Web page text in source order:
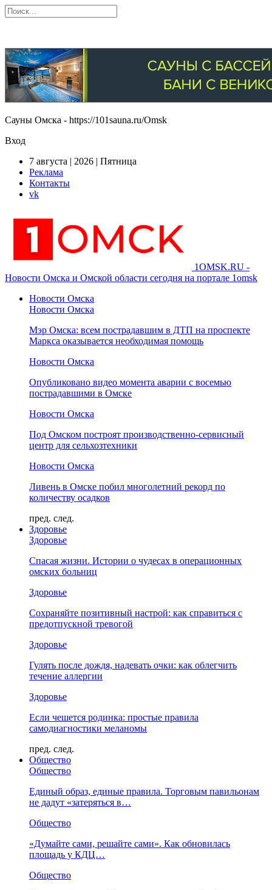
Сауны Омска - https://101sauna.ru/Omsk
Вход
7 августа | 2026 | Пятница
Реклама
Контакты
vk
1OMSK.RU -
Новости Омска и Омской области сегодня на портале 1omsk
Новости Омска
Новости Омска
Мэр Омска: всем пострадавшим в ДТП на проспекте
Маркса оказывается необходимая помощь
Новости Омска
Опубликовано видео момента аварии с восемью
пострадавшими в Омске
Новости Омска
Под Омском построят производственно-сервисный
центр для сельхозтехники
Новости Омска
Ливень в Омске побил многолетний рекорд по
количеству осадков
пред. след.
Здоровье
Здоровье
Спасая жизни. Истории о чудесах в операционных
омских больниц
Здоровье
Сохраняйте позитивный настрой: как справиться с
предотпускной тревогой
Здоровье
Гулять после дождя, надевать очки: как облегчить
течение аллергии
Здоровье
Если чешется родинка: простые правила
самодиагностики меланомы
пред. след.
Общество
Общество
Единый образ, единые правила. Торговым павильонам
не дадут «затеряться в…
Общество
«Думайте сами, решайте сами». Как обновилась
площадь у КДЦ…
Общество